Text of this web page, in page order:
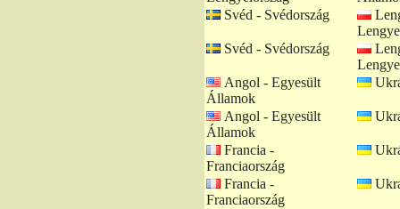
Svéd - Svédország
Svéd - Svédország
Angol - Egyesült
Államok
Angol - Egyesült
Államok
Francia -
Franciaország
Francia -
Franciaország